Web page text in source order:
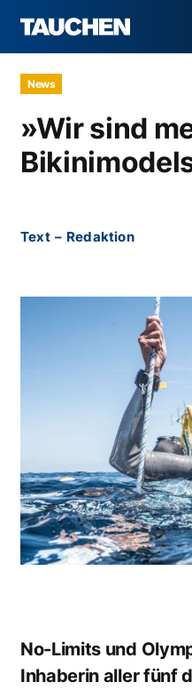
News
»Wir sind
Text – Redaktion
No-Limits und
Inhaberin aller fünf